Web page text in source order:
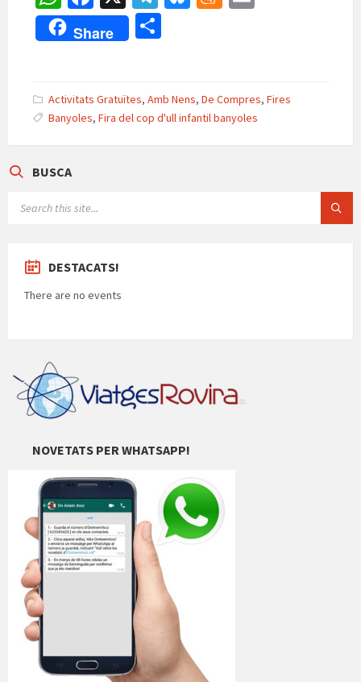
h
at
p
p
ce
b
o
k
le
gr
m
m
e
Share
p
ar
te
Activitats Gratuïtes, Amb Nens, De Compres, Fires
Banyoles, Fira del cop d'ull infantil banyoles
BUSCA
DESTACATS!
There are no events
NOVETATS PER WHATSAPP!